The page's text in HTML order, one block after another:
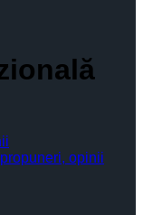
opinii